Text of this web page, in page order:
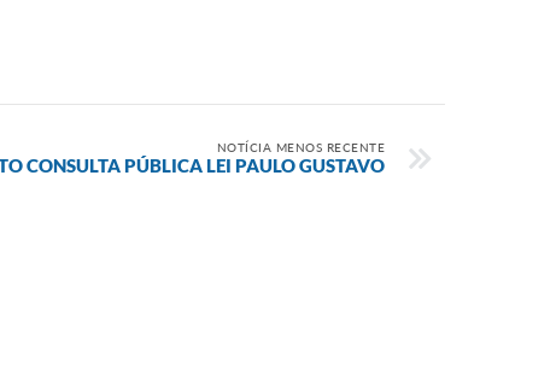
NOTÍCIA MENOS RECENTE
CONSULTA PÚBLICA LEI PAULO GUSTAVO